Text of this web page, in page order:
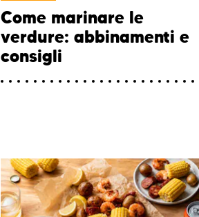
Come marinare le
verdure: abbinamenti e
consigli